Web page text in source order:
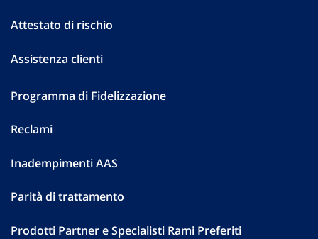
Attestato di rischio
Assistenza clienti
Programma di Fidelizzazione
Reclami
Inadempimenti AAS
Parità di trattamento
Prodotti Partner e Specialisti Rami Preferiti